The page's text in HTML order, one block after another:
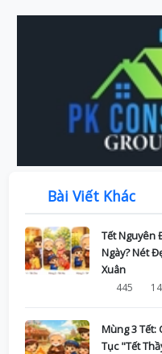
Bài Viết Khác
Tết Nguyên
Ngày? Nét
Xuân
445
Mùng 3 Tết:
Tục "Tết